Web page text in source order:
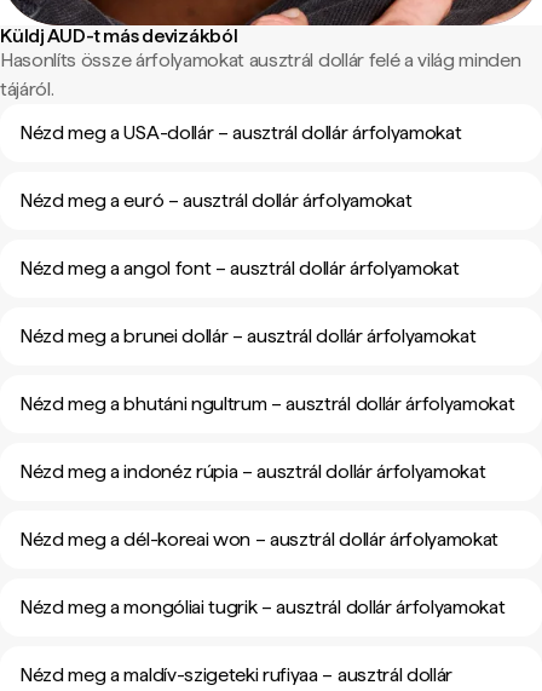
Küldj AUD-t más devizákból
Hasonlíts össze árfolyamokat ausztrál dollár felé a világ minden
tájáról.
Nézd meg a USA-dollár – ausztrál dollár árfolyamokat
Nézd meg a euró – ausztrál dollár árfolyamokat
Nézd meg a angol font – ausztrál dollár árfolyamokat
Nézd meg a brunei dollár – ausztrál dollár árfolyamokat
Nézd meg a bhutáni ngultrum – ausztrál dollár árfolyamokat
Nézd meg a indonéz rúpia – ausztrál dollár árfolyamokat
Nézd meg a dél-koreai won – ausztrál dollár árfolyamokat
Nézd meg a mongóliai tugrik – ausztrál dollár árfolyamokat
Nézd meg a maldív-szigeteki rufiyaa – ausztrál dollár